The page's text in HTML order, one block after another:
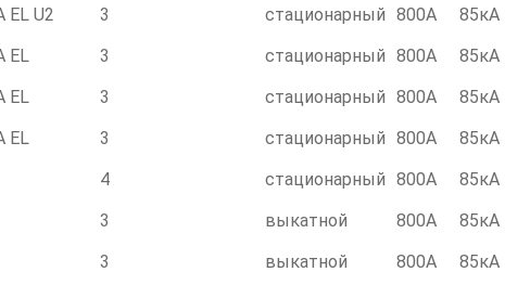
EL U2 3 стационарный 800А 85кА
EL 3 стационарный 800А 85кА
EL 3 стационарный 800А 85кА
EL 3 стационарный 800А 85кА
4 стационарный 800А 85кА
3 выкатной 800А 85кА
3 выкатной 800А 85кА